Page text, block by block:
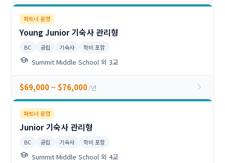
파트너 운영
Young Junior 기숙사 관리형
BC 공립 기숙사 학비 포함
school Summit Middle School 외 3교
$69,000 ~ $76,000/년 chevron_right
파트너 운영
Junior 기숙사 관리형
BC 공립 기숙사 학비 포함
school Summit Middle School 외 4교